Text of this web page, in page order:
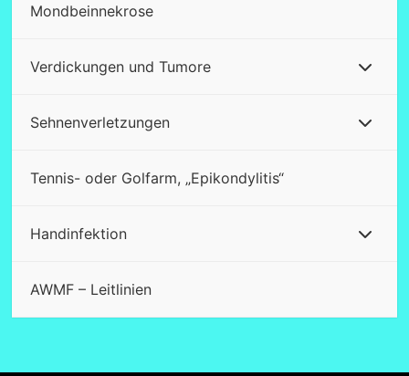
Mondbeinnekrose
Verdickungen und Tumore
Sehnenverletzungen
Tennis- oder Golfarm, „Epikondylitis“
Handinfektion
AWMF – Leitlinien